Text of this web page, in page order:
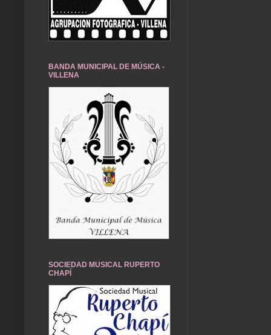
BANDA MUNICIPAL DE MÚSICA -
VILLENA
SOCIEDAD MUSICAL RUPERTO
CHAPÍ